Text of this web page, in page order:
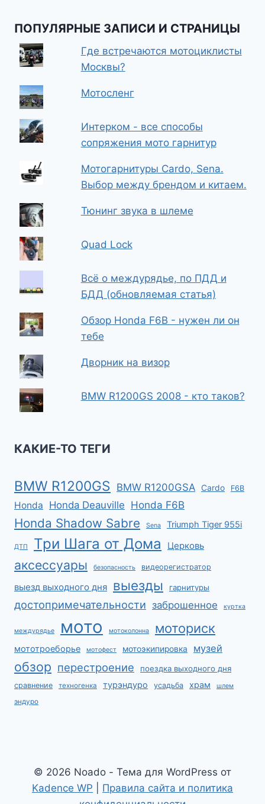
ПОПУЛЯРНЫЕ ЗАПИСИ И СТРАНИЦЫ
Где встречаются мотоциклисты
Москвы?
Мотосленг
Интерком - все способы
сопряжения мото гарнитур
Мотогарнитуры Cardo, Sena.
Выбор между брендом и китаем.
Тюнинг звука в шлеме
Quad Lock
Всё о междурядье, по ПДД и
БДД (обновляемая статья)
Обзор Honda F6B - нужен ли он
тебе
Дворник на визор
BMW R1200GS 2008 - кто таков?
КАКИЕ-ТО ТЕГИ
BMW R1200GS BMW R1200GSA Cardo F6B
Honda Honda Deauville Honda F6B
Honda Shadow Sabre Sena Triumph Tiger 955i
ДТП Три Шага от Дома Церковь
аксессуары безопасность видеорегистратор
выезд выходного дня выезды гарнитуры
достопримечательности заброшенное куртка
междурядье мото мотоколонна моториск
мототроеборье мотофест мотоэкипировка музей
обзор перестроение поездка выходного дня
сравнение техногенка турэндуро усадьба храм шлем
эндуро
© 2026 Noado - Тема для WordPress от
Kadence WP
Правила сайта и политика